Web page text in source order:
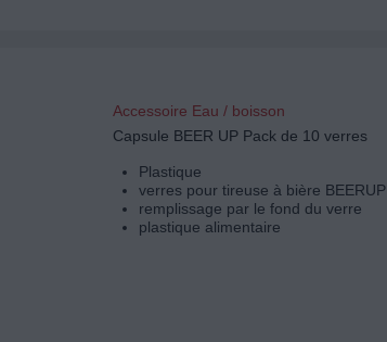
Accessoire Eau / boisson
Capsule BEER UP Pack de 10 verres
Plastique
verres pour tireuse à bière BEERUP
remplissage par le fond du verre
plastique alimentaire